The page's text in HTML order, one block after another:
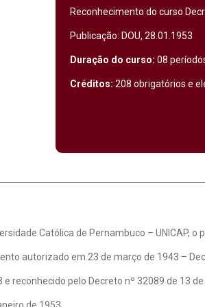
Reconhecimento do curso
Publicação: DOU, 28.01.1953
Duração do curso: 08
Créditos: 208 obrigatórios e
Católica de Pernambuco – UNICAP,
autorizado em 23 de março de 1943 –
reconhecido pelo Decreto nº 32089 de 13